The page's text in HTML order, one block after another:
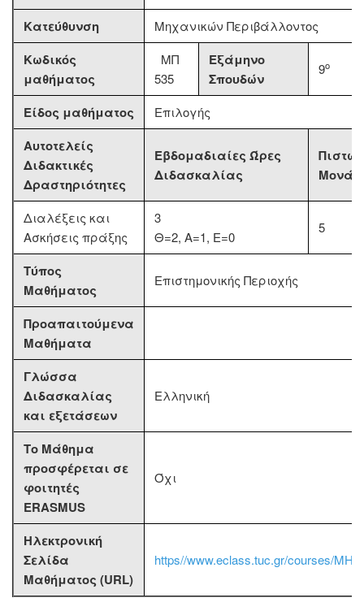
Κατεύθυνση Μηχανικών Περιβάλλοντος
Κωδικός
μαθήματος
ΜΠ
535
Εξάμηνο
Σπουδών
9ο
Είδος μαθήματος Επιλογής
Αυτοτελείς
Διδακτικές
Δραστηριότητες
Εβδομαδιαίες Ώρες
Διδασκαλίας
Διαλέξεις και
Ασκήσεις πράξης
3
Θ=2, Α=1, Ε=0
5
Τύπος
Μαθήματος
Επιστημονικής Περιοχής
Προαπαιτούμενα
Μαθήματα
Γλώσσα
Διδασκαλίας
και εξετάσεων
Ελληνική
Το Μάθημα
προσφέρεται σε
φοιτητές
ERASMUS
Όχι
Ηλεκτρονική
Σελίδα
Μαθήματος (URL)
https//www.eclass.tuc.gr/courses/